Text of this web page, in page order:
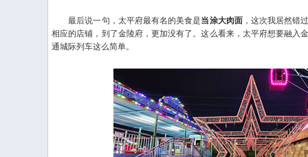
最后说一句，太平府最有名的美食是当涂大肉面，这次我居然错
相应的店铺，到了金陵府，更加没有了。这么看来，太平府想要融入
通城际列车这么简单。